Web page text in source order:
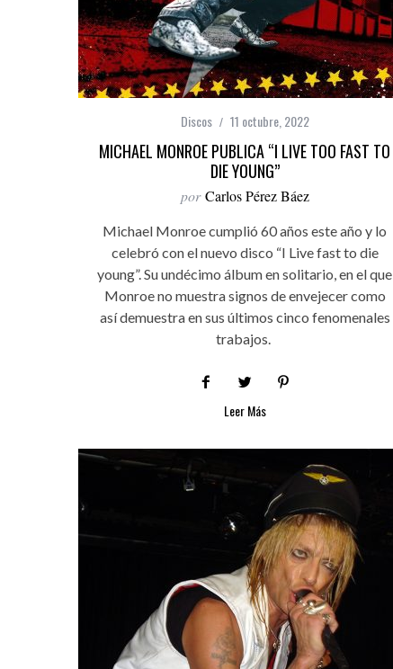
Discos 11 octubre, 2022
MICHAEL MONROE PUBLICA “I LIVE TOO FAST TO
DIE YOUNG”
por Carlos Pérez Báez
Michael Monroe cumplió 60 años este año y lo
celebró con el nuevo disco “I Live fast to die
young”. Su undécimo álbum en solitario, en el que
Monroe no muestra signos de envejecer como
así demuestra en sus últimos cinco fenomenales
trabajos.
Leer Más